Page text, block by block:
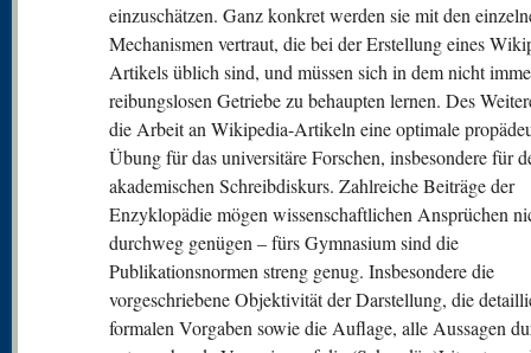
einzuschätzen. Ganz konkret werden sie mit den
Mechanismen vertraut, die bei der Erstellung eines
Artikels üblich sind, und müssen sich in dem nicht
reibungslosen Getriebe zu behaupten lernen. Des
die Arbeit an Wikipedia-Artikeln eine optimale
Übung für das universitäre Forschen, insbesondere für
akademischen Schreibdiskurs. Zahlreiche Beiträge der
Enzyklopädie mögen wissenschaftlichen Ansprüchen
durchweg genügen – fürs Gymnasium sind die
Publikationsnormen streng genug. Insbesondere die
vorgeschriebene Objektivität der Darstellung, die
formalen Vorgaben sowie die Auflage, alle Aussagen